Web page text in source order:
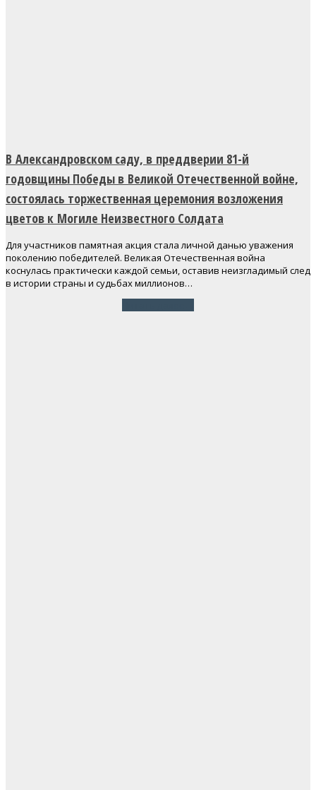
В Александровском саду, в преддверии 81-й
годовщины Победы в Великой Отечественной войне,
состоялась торжественная церемония возложения
цветов к Могиле Неизвестного Солдата
Для участников памятная акция стала личной данью уважения
поколению победителей. Великая Отечественная война
коснулась практически каждой семьи, оставив неизгладимый след
в истории страны и судьбах миллионов…